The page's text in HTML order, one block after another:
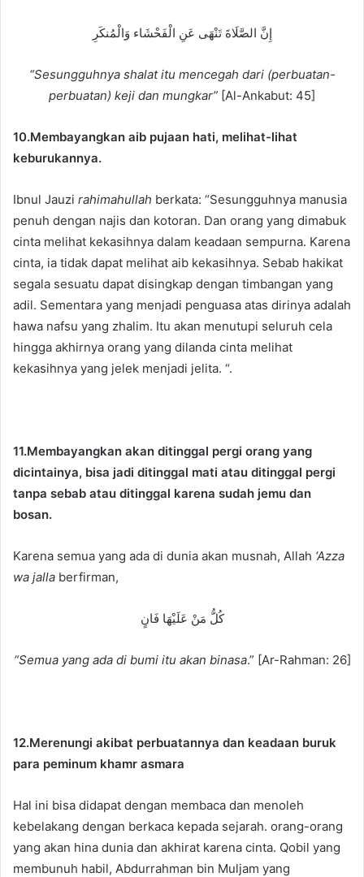
إِنَّ الصَّلَاةَ تَنْهَى عَنِ الْفَحْشَاء وَالْمُنكَرِ
“Sesungguhnya shalat itu mencegah dari (perbuatan-
perbuatan) keji dan mungkar” [Al-Ankabut: 45]
10.Membayangkan aib pujaan hati, melihat-lihat
keburukannya.
Ibnul Jauzi rahimahullah berkata: “Sesungguhnya manusia
penuh dengan najis dan kotoran. Dan orang yang dimabuk
cinta melihat kekasihnya dalam keadaan sempurna. Karena
cinta, ia tidak dapat melihat aib kekasihnya. Sebab hakikat
segala sesuatu dapat disingkap dengan timbangan yang
adil. Sementara yang menjadi penguasa atas dirinya adalah
hawa nafsu yang zhalim. Itu akan menutupi seluruh cela
hingga akhirnya orang yang dilanda cinta melihat
kekasihnya yang jelek menjadi jelita. “.
11.Membayangkan akan ditinggal pergi orang yang
dicintainya, bisa jadi ditinggal mati atau ditinggal pergi
tanpa sebab atau ditinggal karena sudah jemu dan
bosan.
Karena semua yang ada di dunia akan musnah, Allah ‘Azza
wa jalla berfirman,
كُلُّ مَنْ عَلَيْهَا فَانٍ
“Semua yang ada di bumi itu akan binasa.” [Ar-Rahman: 26]
12.Merenungi akibat perbuatannya dan keadaan buruk
para peminum khamr asmara
Hal ini bisa didapat dengan membaca dan menoleh
kebelakang dengan berkaca kepada sejarah. orang-orang
yang akan hina dunia dan akhirat karena cinta. Qobil yang
membunuh habil, Abdurrahman bin Muljam yang